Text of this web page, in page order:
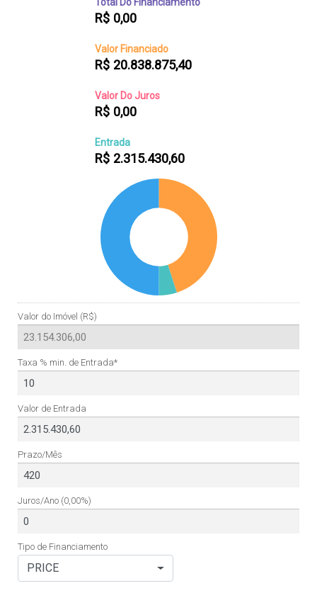
Total Do Financiamento
R$ 0,00
Valor Financiado
R$ 20.838.875,40
Valor Do Juros
R$ 0,00
Entrada
R$ 2.315.430,60
Valor do Imóvel (R$)
Taxa % min. de Entrada*
Valor de Entrada
Prazo/Mês
Juros/Ano (0,00%)
Tipo de Financiamento
PRICE